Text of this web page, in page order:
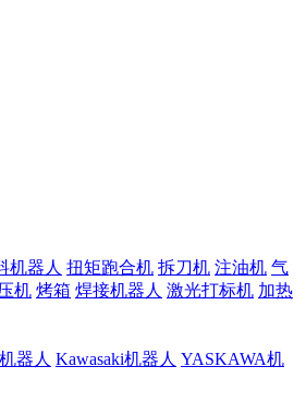
机器人 扭矩跑合机 拆刀机 注油机 气
机 烤箱 焊接机器人 激光打标机 加热
器人 Kawasaki机器人 YASKAWA机